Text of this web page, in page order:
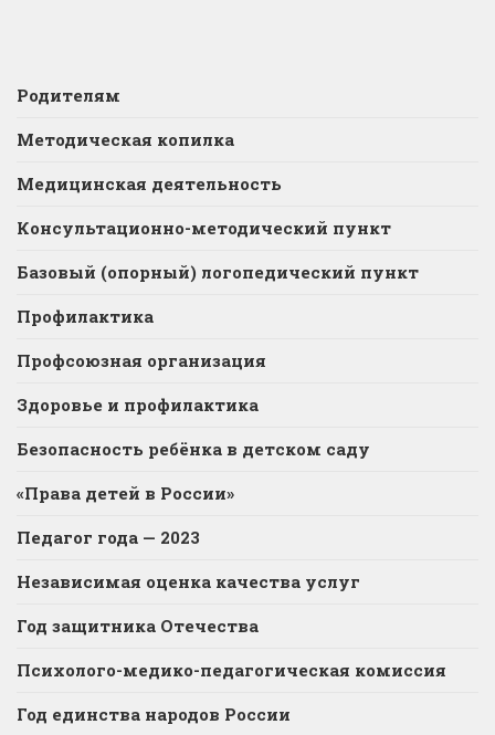
Родителям
Методическая копилка
Медицинская деятельность
Консультационно-методический пункт
Базовый (опорный) логопедический пункт
Профилактика
Профсоюзная организация
Здоровье и профилактика
Безопасность ребёнка в детском саду
«Права детей в России»
Педагог года — 2023
Независимая оценка качества услуг
Год защитника Отечества
Психолого-медико-педагогическая комиссия
Год единства народов России